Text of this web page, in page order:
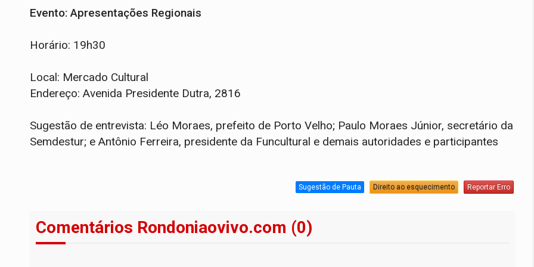
Evento: Apresentações Regionais
Horário: 19h30
Local: Mercado Cultural
Endereço: Avenida Presidente Dutra, 2816
Sugestão de entrevista: Léo Moraes, prefeito de Porto Velho; Paulo Moraes Júnior, secretário da
Semdestur; e Antônio Ferreira, presidente da Funcultural e demais autoridades e participantes
Sugestão de Pauta Direito ao esquecimento Reportar Erro
Comentários Rondoniaovivo.com (0)